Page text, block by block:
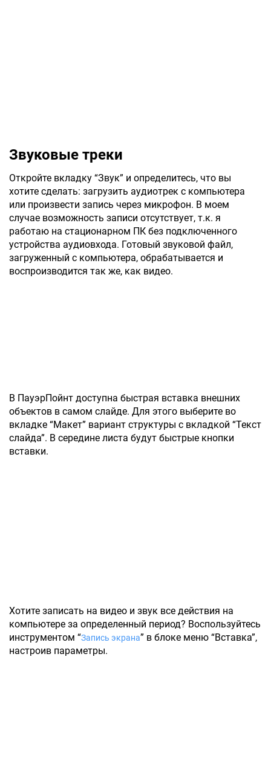
Звуковые треки
Откройте вкладку “Звук” и определитесь, что вы
хотите сделать: загрузить аудиотрек с компьютера
или произвести запись через микрофон. В моем
случае возможность записи отсутствует, т.к. я
работаю на стационарном ПК без подключенного
устройства аудиовхода. Готовый звуковой файл,
загруженный с компьютера, обрабатывается и
воспроизводится так же, как видео.
В ПауэрПойнт доступна быстрая вставка внешних
объектов в самом слайде. Для этого выберите во
вкладке “Макет” вариант структуры с вкладкой “Текст
слайда”. В середине листа будут быстрые кнопки
вставки.
Хотите записать на видео и звук все действия на
компьютере за определенный период? Воспользуйтесь
инструментом “Запись экрана” в блоке меню “Вставка”,
настроив параметры.